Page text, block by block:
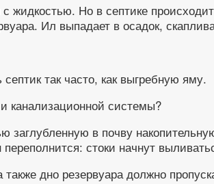
Но в септике
Ил выпадает в осадок,
так часто, как выгребную яму.
канализационной системы?
заглубленную в почву
стоки начнут
дно резервуара должно